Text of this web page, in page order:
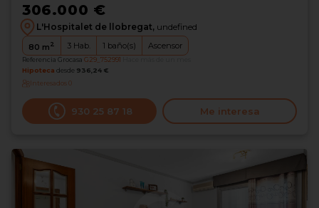
306.000 €
L'Hospitalet de llobregat, undefined
80 m2 3 Hab. 1 baño(s) Ascensor
Referencia Grocasa G29_752991
Hipoteca desde 936,24 €
Interesados0
930 25 87 18 Me interesa